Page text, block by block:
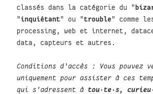
classés dans la catégorie du "
"inquiétant" ou "trouble" comme
processing, web et internet,
data, capteurs et autres.
Conditions d'accès : Vous pouvez
uniquement pour assister à ces
qui s'adressent à tou·te·s,